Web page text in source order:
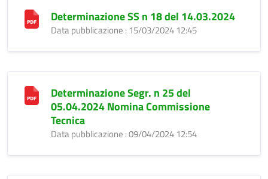
Determinazione SS n 18 del 14.03.2024
Data pubblicazione : 15/03/2024 12:45
Determinazione Segr. n 25 del
05.04.2024 Nomina Commissione
Tecnica
Data pubblicazione : 09/04/2024 12:54